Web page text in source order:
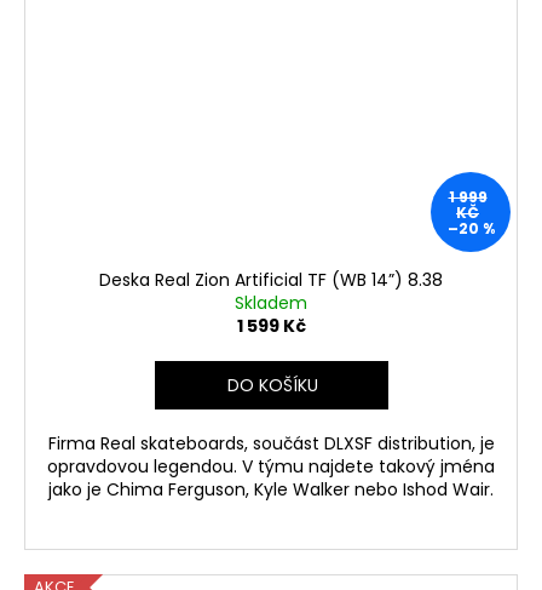
1 999
KČ
–20 %
Deska Real Zion Artificial TF (WB 14”) 8.38
Skladem
1 599 Kč
DO KOŠÍKU
Firma Real skateboards, součást DLXSF distribution, je
opravdovou legendou. V týmu najdete takový jména
jako je Chima Ferguson, Kyle Walker nebo Ishod Wair.